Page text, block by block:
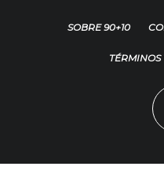
SOBRE 90+10